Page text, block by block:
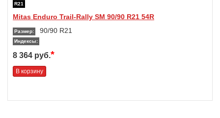
R21
Mitas Enduro Trail-Rally SM 90/90 R21 54R
Размер: 90/90 R21
Индексы:
8 364 руб.*
В корзину